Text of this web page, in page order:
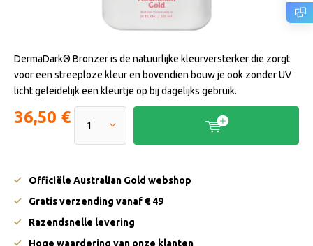
DermaDark® Bronzer is de natuurlijke kleurversterker die zorgt
voor een streeploze kleur en bovendien bouw je ook zonder UV
licht geleidelijk een kleurtje op bij dagelijks gebruik.
36,50 €
Officiële Australian Gold webshop
Gratis verzending vanaf € 49
Razendsnelle levering
Hoge waardering van onze klanten